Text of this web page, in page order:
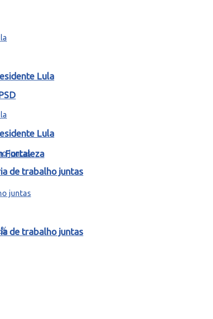
Lula
Fortaleza
de trabalho juntas
Lula
de trabalho juntas